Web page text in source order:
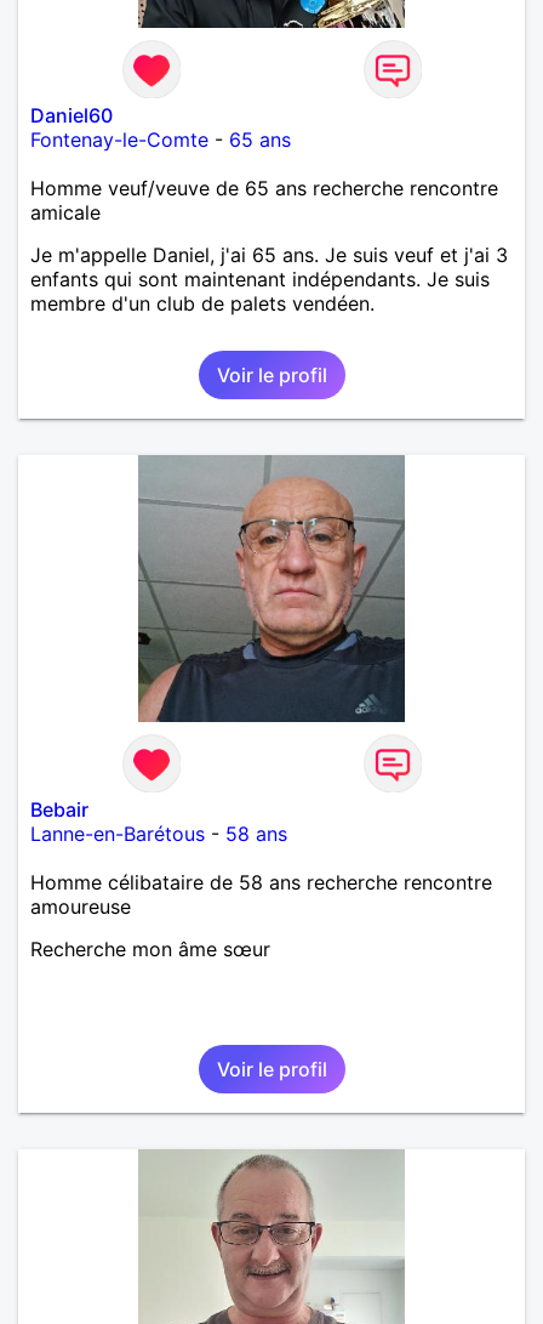
Daniel60
Fontenay-le-Comte - 65 ans
Homme veuf/veuve de 65 ans recherche rencontre
amicale
Je m'appelle Daniel, j'ai 65 ans. Je suis veuf et j'ai 3
enfants qui sont maintenant indépendants. Je suis
membre d'un club de palets vendéen.
Voir le profil
Bebair
Lanne-en-Barétous - 58 ans
Homme célibataire de 58 ans recherche rencontre
amoureuse
Recherche mon âme sœur
Voir le profil